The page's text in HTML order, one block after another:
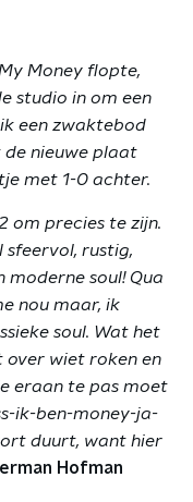
Money flopte,
studio in om een
een zwaktebod
de nieuwe plaat
met 1-0 achter.
om precies te zijn.
sfeervol, rustig,
moderne soul! Qua
nou maar, ik
soul. Wat het
over wiet roken en
eraan te pas moet
ik-ben-money-ja-
duurt, want hier
Hofman